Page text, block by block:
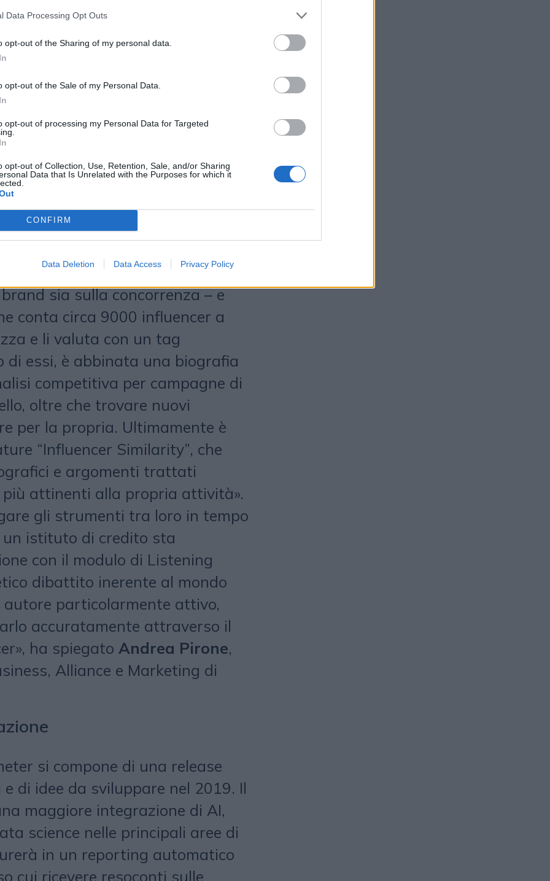
Data Processing Opt Outs
opt-out of the Sharing of my personal data.
opt-out of the Sale of my Personal Data.
opt-out of processing my Personal Data for Targeted
opt-out of Collection, Use, Retention, Sale, and/or Sharing
Data that Is Unrelated with the Purposes for which it
CONFIRM
Data Deletion Data Access Privacy Policy
semplice e flessibile
disporre di una preparazione
acquistabili
fornitori e non comunicanti
reciprocamente, costituendo
soddisfare le esigenze di aziende
dunque, le connessioni tra
vocazione è la brand
sentiment e passaparola. Ora
recentemente introdotta la
le keyword da monitorare»,
- «utile per analisi cross
sia sulla concorrenza – e
conta circa 9000 influencer a
e li valuta con un tag
di essi, è abbinata una biografia
competitiva per campagne di
oltre che trovare nuovi
per la propria. Ultimamente è
“Influencer Similarity”, che
e argomenti trattati
attinenti alla propria attività».
gli strumenti tra loro in tempo
un istituto di credito sta
con il modulo di Listening
dibattito inerente al mondo
autore particolarmente attivo,
accuratamente attraverso il
ha spiegato Andrea Pirone,
Alliance e Marketing di
si compone di una release
di idee da sviluppare nel 2019. Il
maggiore integrazione di AI,
science nelle principali aree di
in un reporting automatico
cui ricevere resoconti sulle